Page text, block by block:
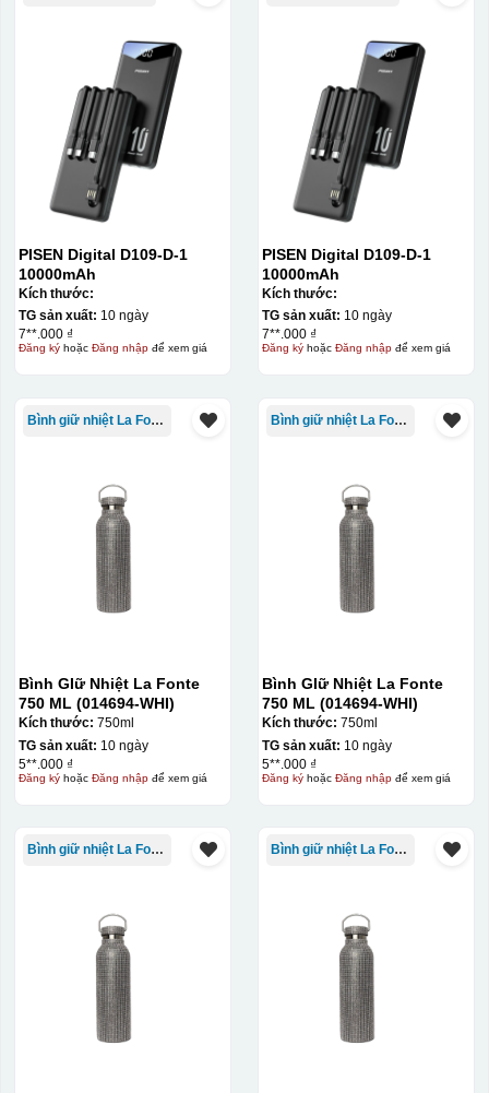
PISEN Digital D109-D-1
10000mAh
Kích thước:
TG sản xuất: 10 ngày
7**.000 ₫
Đăng kýhoặc Đăng nhậpđể xem giá
PISEN Digital D109-D-1
10000mAh
Kích thước:
TG sản xuất: 10 ngày
7**.000 ₫
Đăng kýhoặc Đăng nhậpđể xem giá
Bình giữ nhiệt La Fonte
Bình GIữ Nhiệt La Fonte
750 ML (014694-WHI)
Kích thước: 750ml
TG sản xuất: 10 ngày
5**.000 ₫
Đăng kýhoặc Đăng nhậpđể xem giá
Bình giữ nhiệt La Fonte
Bình GIữ Nhiệt La Fonte
750 ML (014694-WHI)
Kích thước: 750ml
TG sản xuất: 10 ngày
5**.000 ₫
Đăng kýhoặc Đăng nhậpđể xem giá
Bình giữ nhiệt La Fonte Bình giữ nhiệt La Fonte